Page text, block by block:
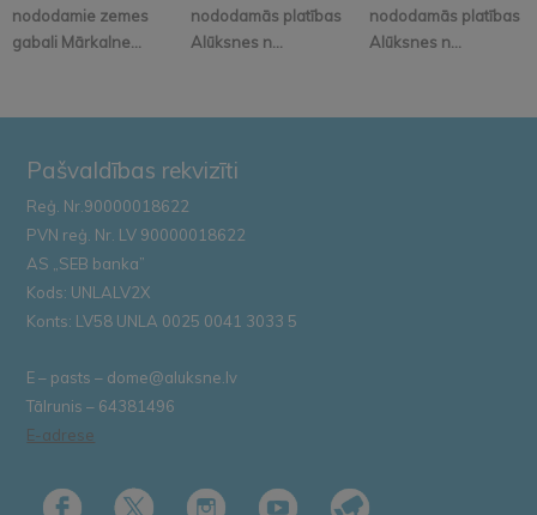
nododamie zemes
gabali Mārkalne...
nododamās platības
Alūksnes n...
nododamās platības
Alūksnes n...
Pašvaldības rekvizīti
Reģ. Nr.90000018622
PVN reģ. Nr. LV 90000018622
AS „SEB banka”
Kods: UNLALV2X
Konts: LV58 UNLA 0025 0041 3033 5
E – pasts – dome@aluksne.lv
Tālrunis – 64381496
E-adrese